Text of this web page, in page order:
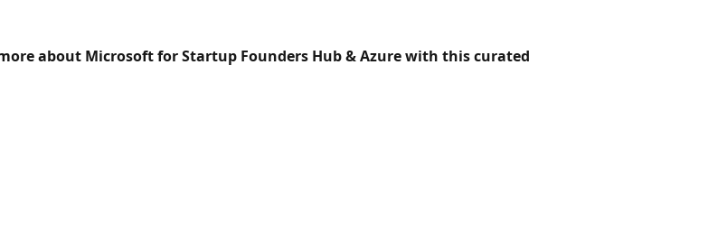
about Microsoft for Startup Founders Hub & Azure with this curated